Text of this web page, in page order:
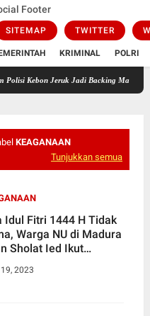
Footer
SITEMAP TWITTER
KRIMINAL POLRI
TAKDIR ILAHI DAN TEKNOLOGI
KEAGANAAN
Tunjukkan semua
Idul Fitri 1444 H Tidak
Warga NU di Madura
Sholat Ied Ikut
2023